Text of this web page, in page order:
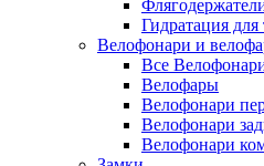
Гидратация для
Велофонари и
Все
Велофары
Велофонари
Велофонари
Велофонари